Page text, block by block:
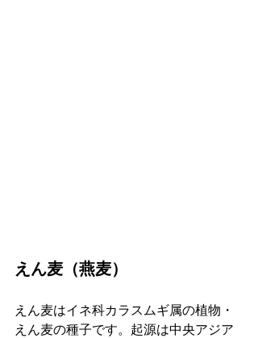
えん麦（燕麦）
えん麦はイネ科カラスムギ属の植物・
えん麦の種子です。起源は中央アジア